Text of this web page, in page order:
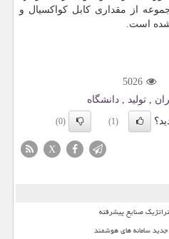
از مقداری كابل كواكسیال و
شده است.
5026
, تولید , دانشگاه
(1)
(0)
X
صنایع پیشرفته
سامانه های هوشمند